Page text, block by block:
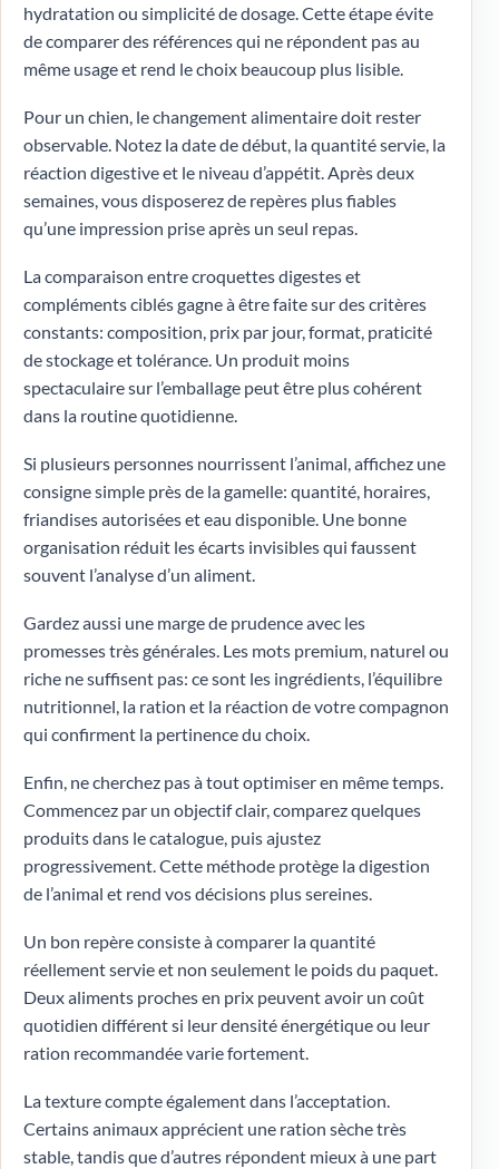
hydratation ou simplicité de dosage. Cette étape évite
de comparer des références qui ne répondent pas au
même usage et rend le choix beaucoup plus lisible.
Pour un chien, le changement alimentaire doit rester
observable. Notez la date de début, la quantité servie, la
réaction digestive et le niveau d’appétit. Après deux
semaines, vous disposerez de repères plus fiables
qu’une impression prise après un seul repas.
La comparaison entre croquettes digestes et
compléments ciblés gagne à être faite sur des critères
constants: composition, prix par jour, format, praticité
de stockage et tolérance. Un produit moins
spectaculaire sur l’emballage peut être plus cohérent
dans la routine quotidienne.
Si plusieurs personnes nourrissent l’animal, affichez une
consigne simple près de la gamelle: quantité, horaires,
friandises autorisées et eau disponible. Une bonne
organisation réduit les écarts invisibles qui faussent
souvent l’analyse d’un aliment.
Gardez aussi une marge de prudence avec les
promesses très générales. Les mots premium, naturel ou
riche ne suffisent pas: ce sont les ingrédients, l’équilibre
nutritionnel, la ration et la réaction de votre compagnon
qui confirment la pertinence du choix.
Enfin, ne cherchez pas à tout optimiser en même temps.
Commencez par un objectif clair, comparez quelques
produits dans le catalogue, puis ajustez
progressivement. Cette méthode protège la digestion
de l’animal et rend vos décisions plus sereines.
Un bon repère consiste à comparer la quantité
réellement servie et non seulement le poids du paquet.
Deux aliments proches en prix peuvent avoir un coût
quotidien différent si leur densité énergétique ou leur
ration recommandée varie fortement.
La texture compte également dans l’acceptation.
Certains animaux apprécient une ration sèche très
stable, tandis que d’autres répondent mieux à une part